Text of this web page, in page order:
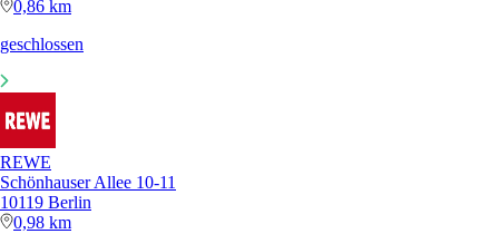
0,86 km
geschlossen
REWE
Schönhauser Allee 10-11
10119 Berlin
0,98 km